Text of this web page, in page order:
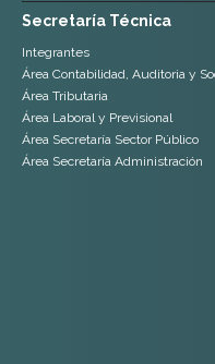
Secretaría Técnica
Integrantes
Área Contabilidad, Auditoria y
Área Tributaria
Área Laboral y Previsional
Área Secretaría Sector Público
Área Secretaría Administración